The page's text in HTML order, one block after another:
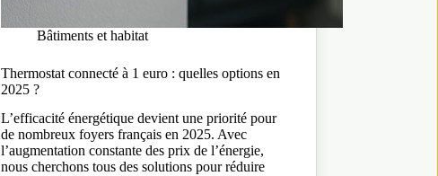
Bâtiments et habitat
Thermostat connecté à 1 euro : quelles options en
2025 ?
L’efficacité énergétique devient une priorité pour
de nombreux foyers français en 2025. Avec
l’augmentation constante des prix de l’énergie,
nous cherchons tous des solutions pour réduire